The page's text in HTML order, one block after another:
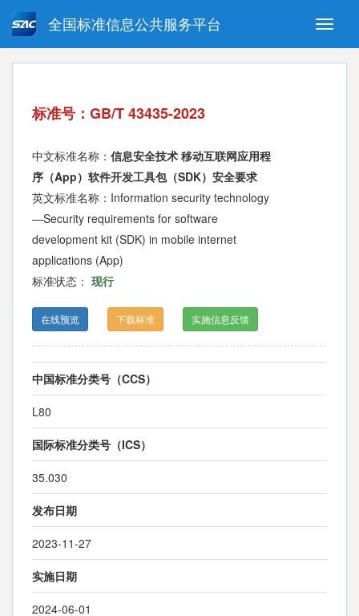
Toggle
全国标准信息公共服务平台
强制性国家标准 推荐性国家标准
指导性技术文件 (National standards in foreign
标准号：GB/T 43435-2023
中文标准名称： 信息安全技术 移动互联网应用程
序（App）软件开发工具包（SDK）安全要求
英文标准名称：Information security technology
—Security requirements for software
development kit (SDK) in mobile internet
applications (App)
标准状态： 现行
在线预览 下载标准 实施信息反馈
中国标准分类号（CCS）
L80
国际标准分类号（ICS）
35.030
发布日期
2023-11-27
实施日期
2024-06-01